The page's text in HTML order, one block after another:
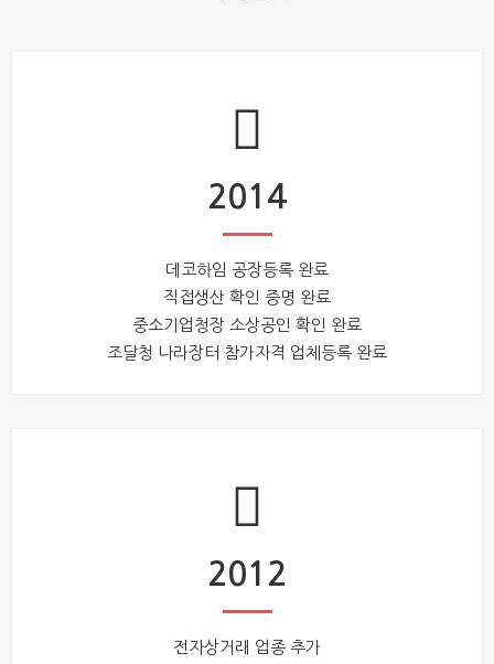
2014
데코하임 공장등록 완료
직접생산 확인 증명 완료
중소기업청장 소상공인 확인 완료
조달청 나라장터 참가자격 업체등록 완료
2012
전자상거래 업종 추가